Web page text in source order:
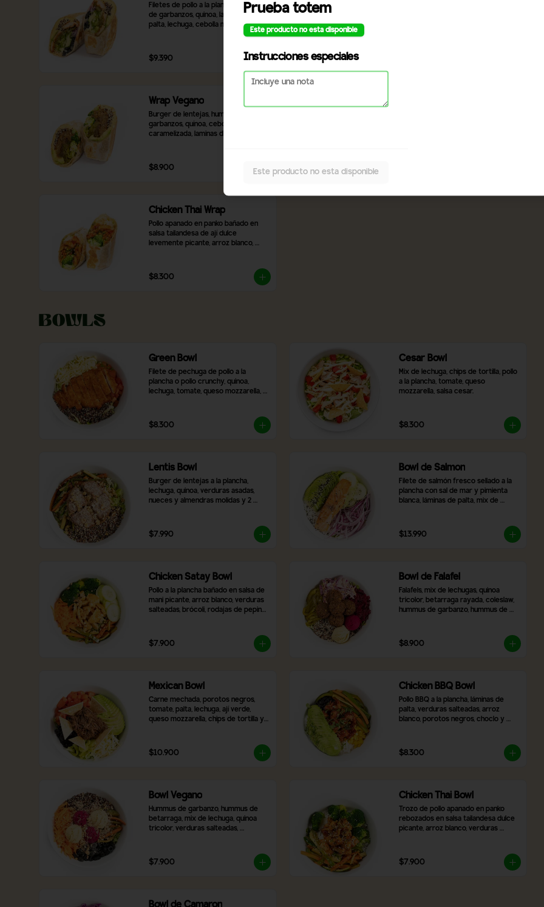
Filetes de pollo a la plancha, hummus
de garbanzos, quinoa, laminas de
palta, lechuga, cebolla morada,
pimentón rojo asado, aceitunas
2 salsas a elección,
$9.390
Wrap Vegano
Burger de lentejas, hummus de
garbanzos, quínoa, cebolla
caramelizada, laminas de palta,
$8.900
Chicken Thai Wrap
Pollo apanado en panko bañado en
salsa tailandesa de ají dulce
levemente picante, arroz blanco,
$8.300
Bowls
Green Bowl
Filete de pechuga de pollo a la
plancha o pollo crunchy, quinoa,
lechuga, tomate, queso mozzarella,
$8.300
Cesar Bowl
Mix de lechuga, chips de tortilla, pollo
a la plancha, tomate, queso
mozzarella, salsa cesar.
$8.300
Lentis Bowl
Burger de lentejas a la plancha,
lechuga, quinoa, verduras asadas,
nueces y almendras molidas y 2
$7.990
Bowl de Salmon
Filete de salmón fresco sellado a la
plancha con sal de mar y pimienta
blanca, láminas de palta, mix de
topping de semillas de sésamo
tostado.
$13.990
Chicken Satay Bowl
Pollo a la plancha bañado en salsa de
mani picante, arroz blanco, verduras
salteadas, brócoli, rodajas de pepino,
$7.900
Bowl de Falafel
Falafels, mix de lechugas, quinoa
tricolor, betarraga rayada, coleslaw,
hummus de garbanzo, hummus de
$8.900
Mexican Bowl
Carne mechada, porotos negros,
tomate, palta, lechuga, ají verde,
queso mozzarella, chips de tortilla y
$10.900
Chicken BBQ Bowl
Pollo BBQ a la plancha, láminas de
palta, verduras salteadas, arroz
blanco, porotos negros, choclo y
$8.300
Bowl Vegano
Hummus de garbanzo, hummus de
betarraga, mix de lechuga, quinoa
tricolor, verduras salteadas,
almendras. Incluye 2 salsas a
elección
$7.900
Chicken Thai Bowl
Trozo de pollo apanado en panko
rebozados en salsa tailandesa dulce
picante, arroz blanco, verduras
$7.900
Bowl de Camaron
Prueba totem
Este producto no esta disponible
Instrucciones especiales
Este producto no esta disponible